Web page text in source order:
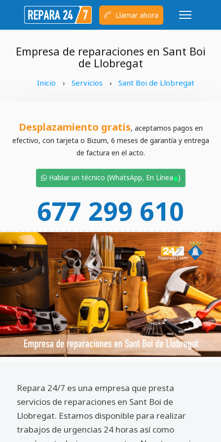
Llamar ahora
Empresa de reparaciones en Sant Boi
de Llobregat
Inicio › Servicios › Sant Boi de Llobregat
Desplazamiento gratis, aceptamos pagos en
efectivo, con tarjeta o Bizum, 6 meses de garantía y entrega
de factura en el acto.
Hablar un técnico (WhatsApp, En Línea•)
677 299 610
Repara 24/7 es una empresa que presta
servicios de reparaciones en Sant Boi de
Llobregat. Estamos disponible para realizar
trabajos de urgencias 24 horas así como